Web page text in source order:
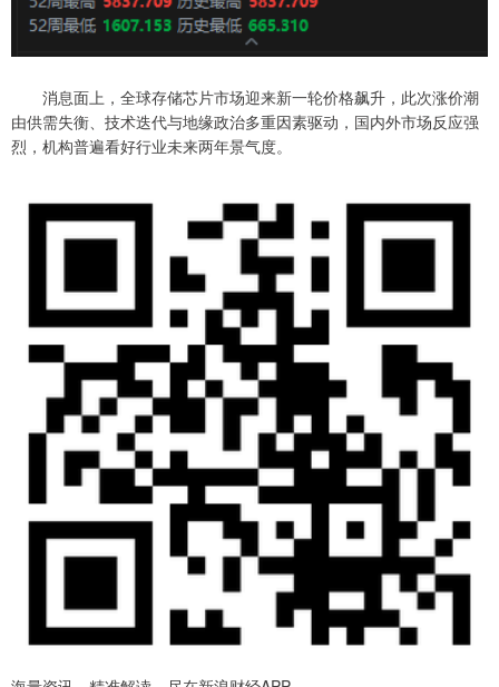
消息面上，全球存储芯片市场迎来新一轮价格飙升，此次涨价潮
由供需失衡、技术迭代与地缘政治多重因素驱动，国内外市场反应强
烈，机构普遍看好行业未来两年景气度。